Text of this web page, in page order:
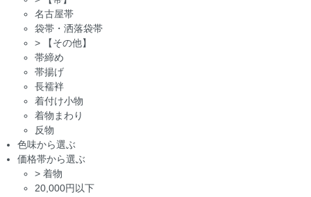
名古屋帯
袋帯・洒落袋帯
>
【その他】
帯締め
帯揚げ
長襦袢
着付け小物
着物まわり
反物
色味から選ぶ
価格帯から選ぶ
> 着物
20,000円以下